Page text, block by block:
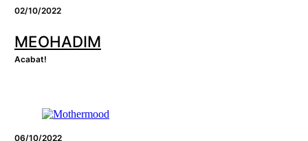
02/10/2022
MEOHADIM
Acabat!
06/10/2022